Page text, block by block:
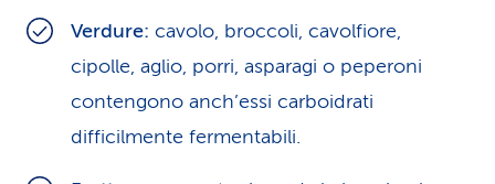
Verdure: cavolo, broccoli, cavolfiore,
cipolle, aglio, porri, asparagi o peperoni
contengono anch’essi carboidrati
difficilmente fermentabili.